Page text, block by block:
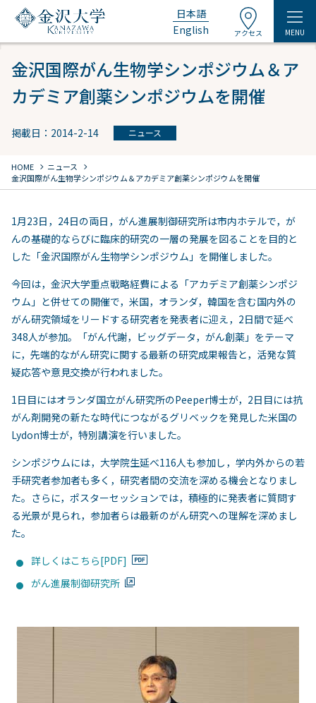
日本語
English
アクセス MENU
金沢国際がん生物学シンポジウム＆ア
カデミア創薬シンポジウムを開催
掲載日：2014-2-14 ニュース
HOME chevron_right ニュース chevron_right
金沢国際がん生物学シンポジウム＆アカデミア創薬シンポジウムを開催
1月23日，24日の両日，がん進展制御研究所は市内ホテルで，が
んの基礎的ならびに臨床的研究の一層の発展を図ることを目的と
した「金沢国際がん生物学シンポジウム」を開催しました。
今回は，金沢大学重点戦略経費による「アカデミア創薬シンポジ
ウム」と併せての開催で，米国，オランダ，韓国を含む国内外の
がん研究領域をリードする研究者を発表者に迎え，2日間で延べ
348人が参加。「がん代謝，ビッグデータ，がん創薬」をテーマ
に，先端的ながん研究に関する最新の研究成果報告と，活発な質
疑応答や意見交換が行われました。
1日目にはオランダ国立がん研究所のPeeper博士が，2日目には抗
がん剤開発の新たな時代につながるグリベックを発見した米国の
Lydon博士が，特別講演を行いました。
シンポジウムには，大学院生延べ116人も参加し，学内外からの若
手研究者参加者も多く，研究者間の交流を深める機会となりまし
た。さらに，ポスターセッションでは，積極的に発表者に質問す
る光景が見られ，参加者らは最新のがん研究への理解を深めまし
た。
詳しくはこちら[PDF]
がん進展制御研究所